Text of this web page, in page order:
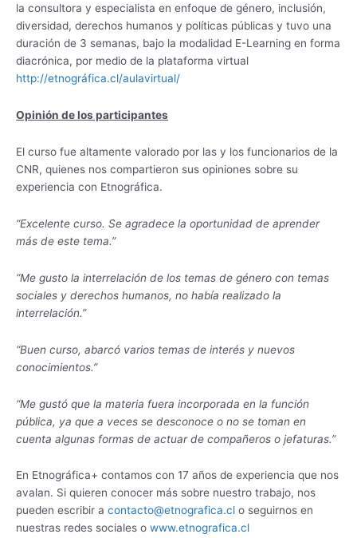
la consultora y especialista en enfoque de género, inclusión,
diversidad, derechos humanos y políticas públicas y tuvo una
duración de 3 semanas, bajo la modalidad E-Learning en forma
diacrónica, por medio de la plataforma virtual
http://etnográfica.cl/aulavirtual/
Opinión de los participantes
El curso fue altamente valorado por las y los funcionarios de la
CNR, quienes nos compartieron sus opiniones sobre su
experiencia con Etnográfica.
“Excelente curso. Se agradece la oportunidad de aprender
más de este tema.”
“Me gusto la interrelación de los temas de género con temas
sociales y derechos humanos, no había realizado la
interrelación.”
“Buen curso, abarcó varios temas de interés y nuevos
conocimientos.”
“Me gustó que la materia fuera incorporada en la función
pública, ya que a veces se desconoce o no se toman en
cuenta algunas formas de actuar de compañeros o jefaturas.”
En Etnográfica+ contamos con 17 años de experiencia que nos
avalan. Si quieren conocer más sobre nuestro trabajo, nos
pueden escribir a contacto@etnografica.cl o seguirnos en
nuestras redes sociales o www.etnografica.cl